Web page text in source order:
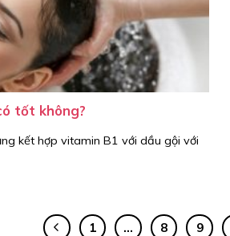
tốt không?
kết hợp vitamin B1 với dầu gội với
1 … 8 9